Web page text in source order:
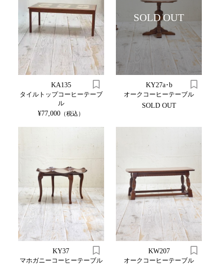
KA135
タイルトップコーヒーテーブ
ル
¥77,000 （税込）
SOLD OUT
KY27a･b
オークコーヒーテーブル
SOLD OUT
KY37
マホガニーコーヒーテーブル
KW207
オークコーヒーテーブル